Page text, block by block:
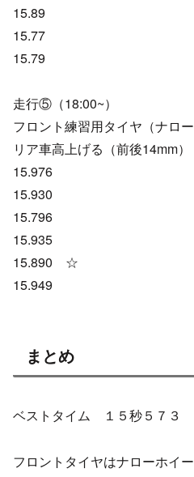
15.89
15.77
15.79
走行⑤（18:00~）
フロント練習用タイヤ（ナロー
リア車高上げる（前後14mm）
15.976
15.930
15.796
15.935
15.890 ☆
15.949
まとめ
ベストタイム １５秒５７３
フロントタイヤはナローホイ